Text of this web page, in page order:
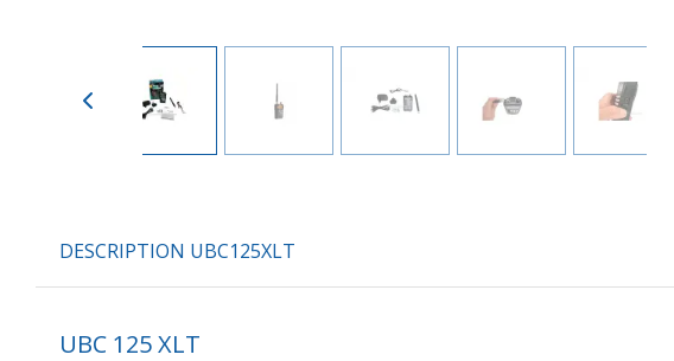
DESCRIPTION UBC125XLT
UBC 125 XLT